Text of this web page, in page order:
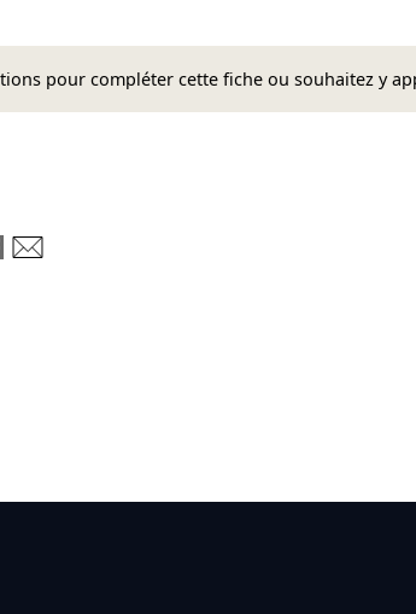
pour compléter cette fiche ou souhaitez y
LinkedIn
sur Mastodon
sur Bluesky
Partager sur Facebook